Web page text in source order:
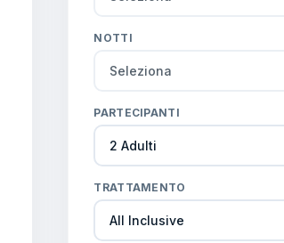
NOTTI
PARTECIPANTI
TRATTAMENTO